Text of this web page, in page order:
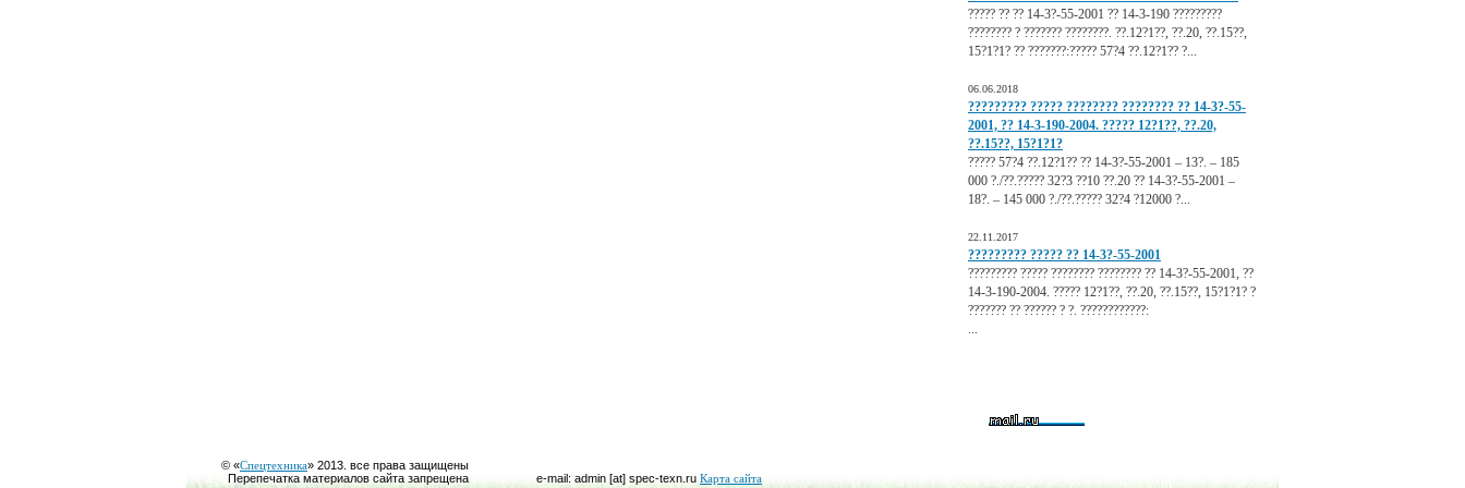
????? ?? ?? 14-3?-55-2001 ?? 14-3-190 ?????????
???????? ? ??????? ????????. ??.12?1??, ??.20, ??.15??,
15?1?1? ?? ???????:????? 57?4 ??.12?1?? ?...
06.06.2018
????????? ????? ???????? ???????? ?? 14-3?-55-
2001, ?? 14-3-190-2004. ????? 12?1??, ??.20,
??.15??, 15?1?1?
????? 57?4 ??.12?1?? ?? 14-3?-55-2001 – 13?. – 185
000 ?./??.????? 32?3 ??10 ??.20 ?? 14-3?-55-2001 –
18?. – 145 000 ?./??.????? 32?4 ?12000 ?...
22.11.2017
????????? ????? ?? 14-3?-55-2001
????????? ????? ???????? ???????? ?? 14-3?-55-2001, ??
14-3-190-2004. ????? 12?1??, ??.20, ??.15??, 15?1?1? ?
??????? ?? ?????? ? ?. ????????????:
...
© «Спецтехника» 2013. все права защищены
Перепечатка материалов сайта запрещена
e-mail: admin [at] spec-texn.ru Карта сайта